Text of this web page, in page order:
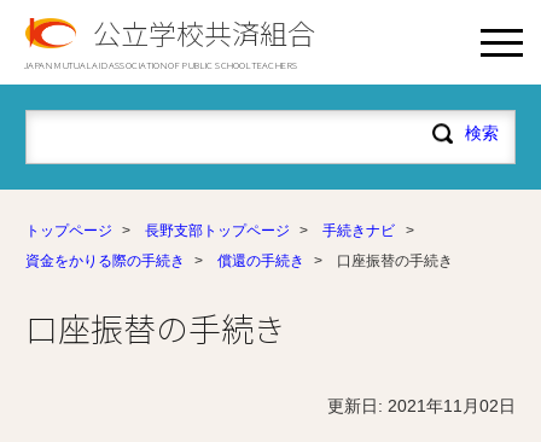
公立学校共済組合
JAPAN MUTUAL AID ASSOCIATION OF PUBLIC SCHOOL TEACHERS
トップページ > 長野支部トップページ > 手続きナビ
>
資金をかりる際の手続き
> 償還の手続き > 口座振替の手続き
口座振替の手続き
更新日: 2021年11月02日